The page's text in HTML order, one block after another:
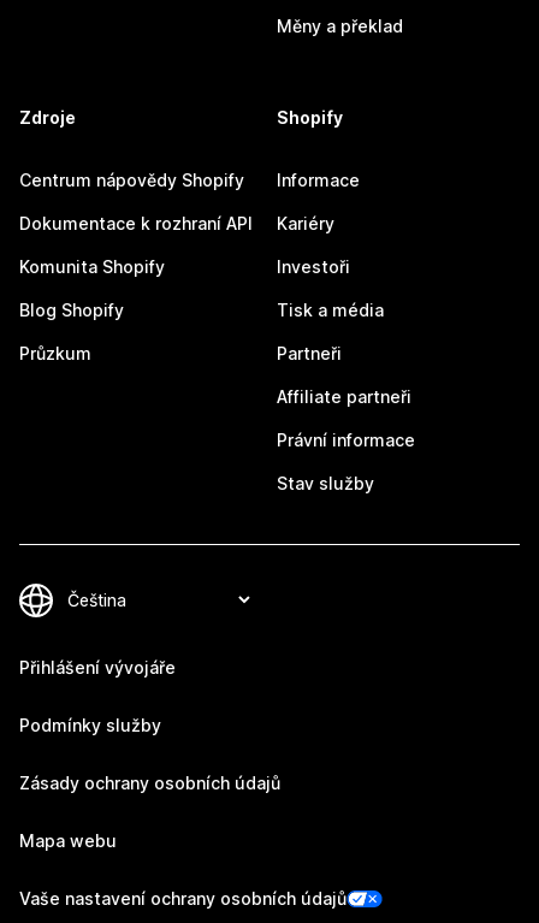
Měny a překlad
Zdroje
Centrum nápovědy Shopify
Dokumentace k rozhraní API
Komunita Shopify
Blog Shopify
Průzkum
Shopify
Informace
Kariéry
Investoři
Tisk a média
Partneři
Affiliate partneři
Právní informace
Stav služby
Přihlášení vývojáře
Podmínky služby
Zásady ochrany osobních údajů
Mapa webu
Vaše nastavení ochrany osobních údajů